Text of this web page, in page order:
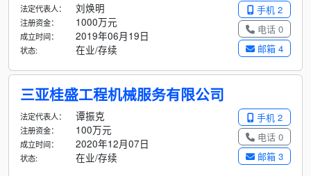
手机 2
电话 0
邮箱 4
法定代表人： 刘焕明
注册资金： 1000万元
成立时间： 2019年06月19日
状态: 在业/存续
三亚桂盛工程机械服务有限公司
手机 2
电话 0
邮箱 3
法定代表人： 谭振克
注册资金： 100万元
成立时间： 2020年12月07日
状态: 在业/存续